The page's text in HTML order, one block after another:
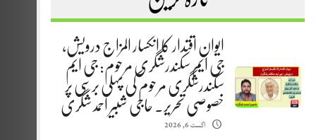
ایوانِ اقتدار کا انکسار المزاج درویش،
جی ایم سکندرشگری مرحوم: جی ایم
سکندرشگری مرحوم کی پہلی برسی پر
خصوصی تحریر. حاجی شبیر احمد شگری
اگست 6, 2026